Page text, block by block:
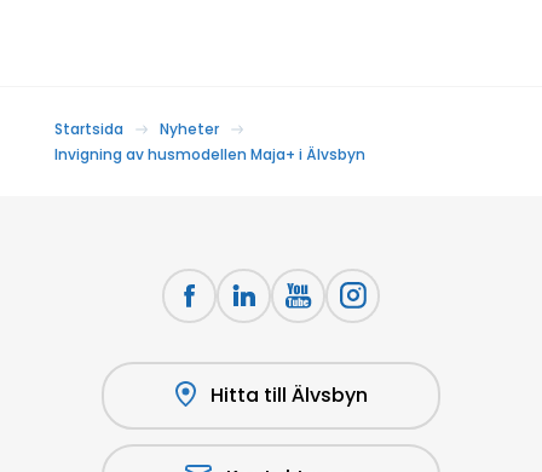
Startsida
Nyheter
Invigning av husmodellen Maja+ i Älvsbyn
Hitta till Älvsbyn